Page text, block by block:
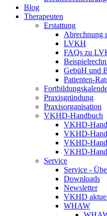
Blog
Therapeuten
Erstattung
Abrechnung
LVKH
FAQs zu
GebüH und
Patienten-
Praxisgründung
Praxisorganisation
VKHD-Handbuch
VKHD-
VKHD-
VKHD-
VKHD-
Service
Service -
Downloads
Newsletter
VKHD
WHAW